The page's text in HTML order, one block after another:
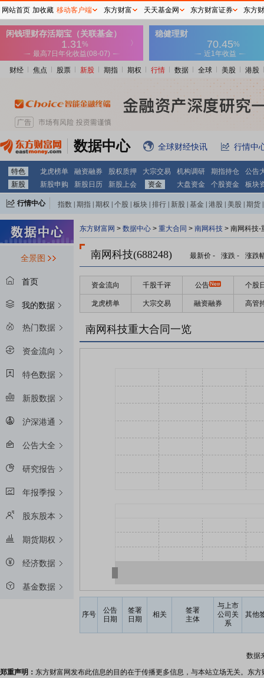
财经 焦点 股票 新股 期指 期权 行情 数据 全球 美股 港股
数据中心 全球财经快讯 行情中
特色 龙虎榜单 融资融券 股权质押 大宗交易 机构调研 期指持仓
公告
新股
新股申购 新股日历 新股上会 资金 大盘资金 个股资金 板块
行情中心 指数 期指 期权 个股 板块 排行 新股 基金 港股 美股 期货
全景图
首页
我的数据
热门数据
资金流向
特色数据
新股数据
沪深港通
公告大全
研究报告
年报季报
股东股本
期货期权
经济数据
基金数据
东方财富网 > 数据中心 > 重大合同 > 南网科技 > 南网科技-
南网科技(688248) 最新价 - 涨跌 - 涨跌
资金流向 千股千评 公告 个股
龙虎榜单 大宗交易 融资融券 高管
南网科技重大合同一览
序号
公告
日期
签署
日期
相关
签署
主体
与上市
公司关
系
其他
数据
郑重声明： 东方财富网发布此信息的目的在于传播更多信息，与本站立场无关。东
网站首页 加收藏 移动客户端 东方财富 天天基金网 东方财富证券 东方